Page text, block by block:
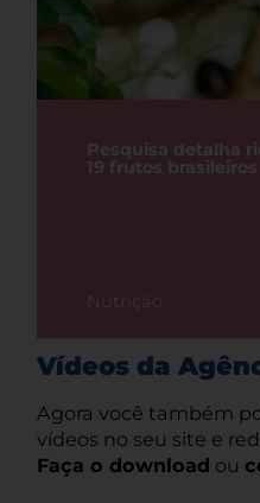
Pesquisa detalha
19 frutos brasileiros
Nutrição
Vídeos da
Agora você também
vídeos no seu site e
Faça o download ou